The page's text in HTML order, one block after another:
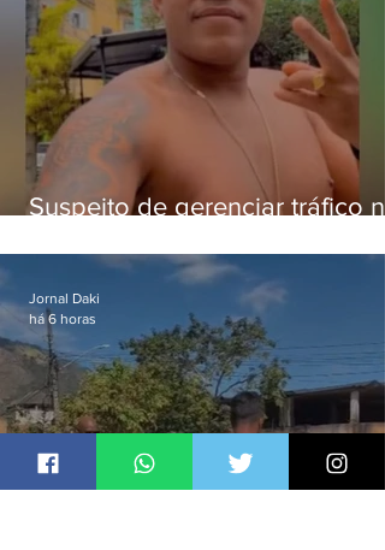
Suspeito de gerenciar tráfico na
foragido
Jornal Daki
há 6 horas